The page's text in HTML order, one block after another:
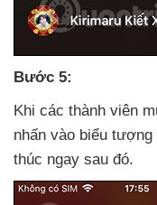
Bước 5:
Khi các thành viên
nhấn vào biểu
thúc ngay sau đó.